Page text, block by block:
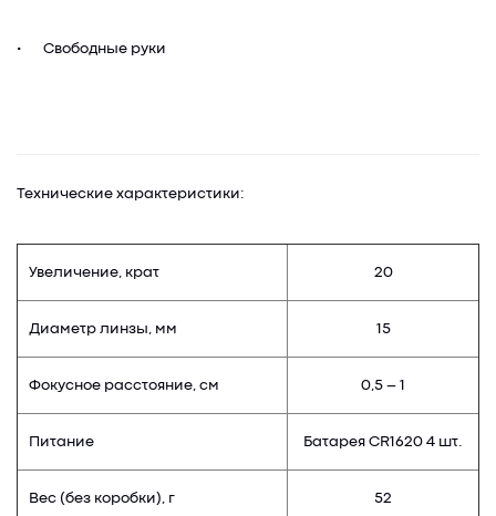
• Свободные руки
Технические характеристики:
Увеличение, крат 20
Диаметр линзы, мм 15
Фокусное расстояние, см 0,5 – 1
Питание Батарея CR1620 4 шт.
Вес (без коробки), г 52